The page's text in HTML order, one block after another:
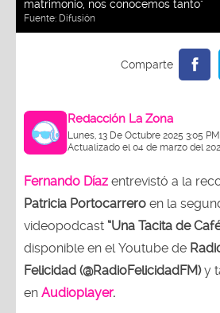
matrimonio, nos conocemos tanto"
Fuente: Difusión
Redacción La Zona
Lunes, 13 De Octubre 2025 3:05 PM
Actualizado el 04 de marzo del
Fernando Díaz entrevistó a la
Patricia Portocarrero en la
videopodcast “Una Tacita de
disponible en el Youtube de
Felicidad (@RadioFelicidadFM)y
en Audioplayer.